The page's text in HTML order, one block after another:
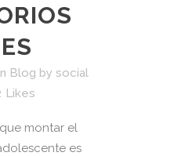
Blog by social
Likes
montar el
es